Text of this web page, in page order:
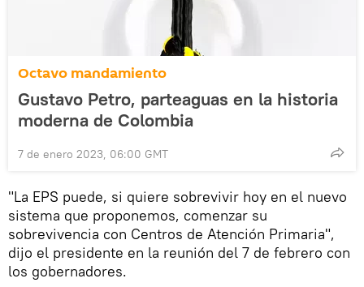
Octavo mandamiento
Gustavo Petro, parteaguas en la historia
moderna de Colombia
7 de enero 2023, 06:00 GMT
"La EPS puede, si quiere sobrevivir hoy en el nuevo
sistema que proponemos, comenzar su
sobrevivencia con Centros de Atención Primaria",
dijo el presidente en la reunión del 7 de febrero con
los gobernadores.